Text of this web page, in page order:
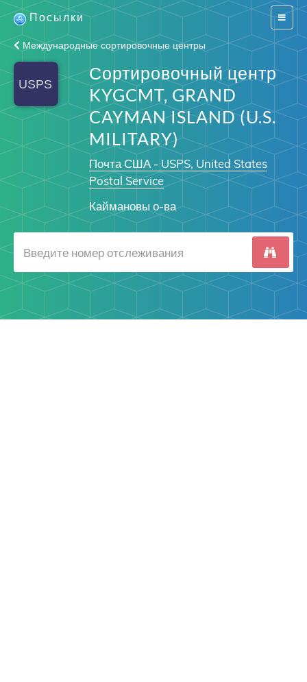
Switch
Посылки
Международные сортировочные центры
Сортировочный центр
KYGCMT, GRAND
CAYMAN ISLAND (U.S.
MILITARY)
Почта США - USPS, United States
Postal Service
Каймановы о-ва